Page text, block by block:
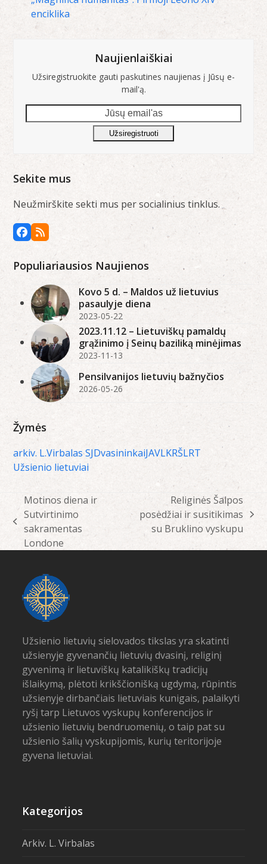
enciklika
Naujienlaiškiai
Užsiregistruokite gauti paskutines naujienas į Jūsų e-
mail'ą.
email'as
Užsiregistruoti
Sekite mus
Neužmirškite sekti mus per socialinius tinklus.
Facebook
RSS
Populiariausios Naujienos
Kovo 5 d. – Maldos už lietuvius
pasaulyje diena
2023-05-22
2023.11.12 – Lietuviškų pamaldų
grąžinimo į Seinų baziliką minėjimas
2023-11-13
Pensilvanijos lietuvių bažnyčios
2026-05-26
Žymės
arkiv. L.Virbalas SJDvasininkaiJAVLKRŠLRT
Užsienio lietuviai
previous
post:
Motinos diena ir
Sutvirtinimo
sakramentas
Londone
next
post:
Religinės Šalpos
posėdžiai ir susitikimas
su Bruklino vyskupu
Užsienio lietuvių sielovados tikslas yra skatinti
užsienyje gyvenančių lietuvių dvasinį, religinį
gyvenimą ir lietuviškų katalikiškų tradicijų
išlaikymą, plėtoti krikščionišką ugdymą, rūpintis
užsienyje dirbančiais lietuviais kunigais, palaikyti
ryšį tarp Lietuvos vyskupų konferencijos ir
užsienio lietuvių bendruomenių, o taip pat su
užsienio šalių vyskupijomis, kurių teritorijoje
gyvena lietuviai.
Kategorijos
Arkiv. L. Virbalas